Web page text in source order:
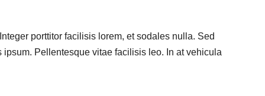
porttitor facilisis lorem, et sodales nulla. Sed
Pellentesque vitae facilisis leo. In at vehicula